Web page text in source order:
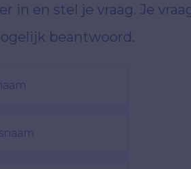
in en stel je vraag. Je
beantwoord.